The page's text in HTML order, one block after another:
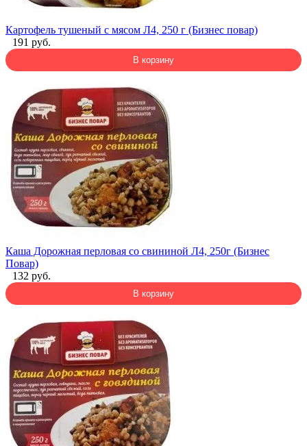
Картофель тушеный с мясом Л4, 250 г (Бизнес повар)
191 руб.
В корзину
Каша Дорожная перловая со свининой Л4, 250г (Бизнес
Повар)
132 руб.
В корзину